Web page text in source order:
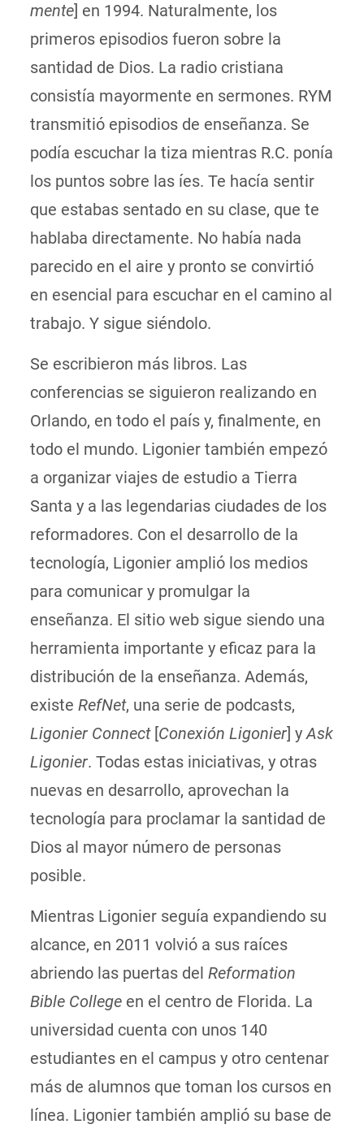
mente] en 1994. Naturalmente, los
primeros episodios fueron sobre la
santidad de Dios. La radio cristiana
consistía mayormente en sermones. RYM
transmitió episodios de enseñanza. Se
podía escuchar la tiza mientras R.C. ponía
los puntos sobre las íes. Te hacía sentir
que estabas sentado en su clase, que te
hablaba directamente. No había nada
parecido en el aire y pronto se convirtió
en esencial para escuchar en el camino al
trabajo. Y sigue siéndolo.
Se escribieron más libros. Las
conferencias se siguieron realizando en
Orlando, en todo el país y, finalmente, en
todo el mundo. Ligonier también empezó
a organizar viajes de estudio a Tierra
Santa y a las legendarias ciudades de los
reformadores. Con el desarrollo de la
tecnología, Ligonier amplió los medios
para comunicar y promulgar la
enseñanza. El sitio web sigue siendo una
herramienta importante y eficaz para la
distribución de la enseñanza. Además,
existe RefNet, una serie de podcasts,
Ligonier Connect [Conexión Ligonier] yAsk
Ligonier. Todas estas iniciativas, y otras
nuevas en desarrollo, aprovechan la
tecnología para proclamar la santidad de
Dios al mayor número de personas
posible.
Mientras Ligonier seguía expandiendo su
alcance, en 2011 volvió a sus raíces
abriendo las puertas del Reformation
Bible Collegeen el centro de Florida. La
universidad cuenta con unos 140
estudiantes en el campus y otro centenar
más de alumnos que toman los cursos en
línea. Ligonier también amplió su base de